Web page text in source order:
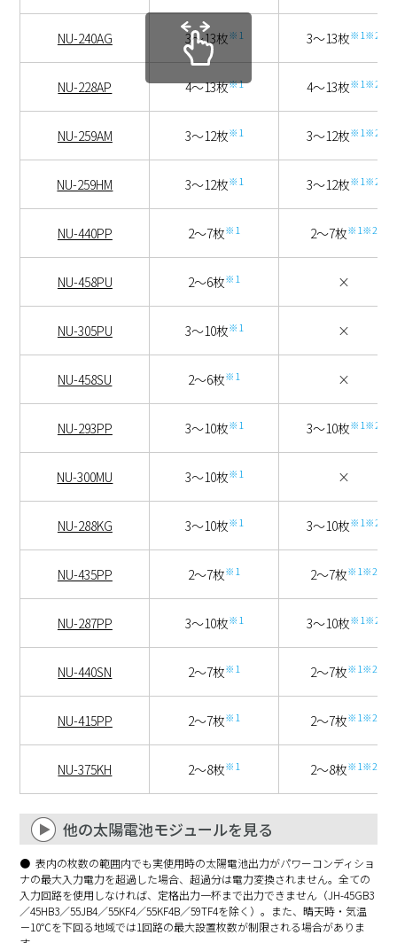
NU-240AG 3～13枚※1 3～13枚※1※2
NU-228AP 4～13枚※1 4～13枚※1※2
NU-259AM 3～12枚※1 3～12枚※1※2
NU-259HM 3～12枚※1 3～12枚※1※2
NU-440PP 2～7枚※1 2～7枚※1※2
NU-458PU 2～6枚※1 ×
NU-305PU 3～10枚※1 ×
NU-458SU 2～6枚※1 ×
NU-293PP 3～10枚※1 3～10枚※1※2
NU-300MU 3～10枚※1 ×
NU-288KG 3～10枚※1 3～10枚※1※2
NU-435PP 2～7枚※1 2～7枚※1※2
NU-287PP 3～10枚※1 3～10枚※1※2
NU-440SN 2～7枚※1 2～7枚※1※2
NU-415PP 2～7枚※1 2～7枚※1※2
NU-375KH 2～8枚※1 2～8枚※1※2
他の太陽電池モジュールを見る
太陽電池
モジュール
蓄電池連携型パワ
JH-59TF4
JH-40TF2
JH-55NF3
JH-40NF2
表内の枚数の範囲内でも実使用時の太陽電池出力がパワーコンディショ
ナの最大入力電力を超過した場合、超過分は電力変換されません。全ての
入力回路を使用しなければ、定格出力一杯まで出力できません（JH-45GB3
／45HB3／55JB4／55KF4／55KF4B／59TF4を除く）。また、晴天時・気温
－10℃を下回る地域では1回路の最大設置枚数が制限される場合がありま